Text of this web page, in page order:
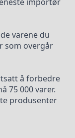
varene du
som overgår
å forbedre
75 000 varer.
produsenter